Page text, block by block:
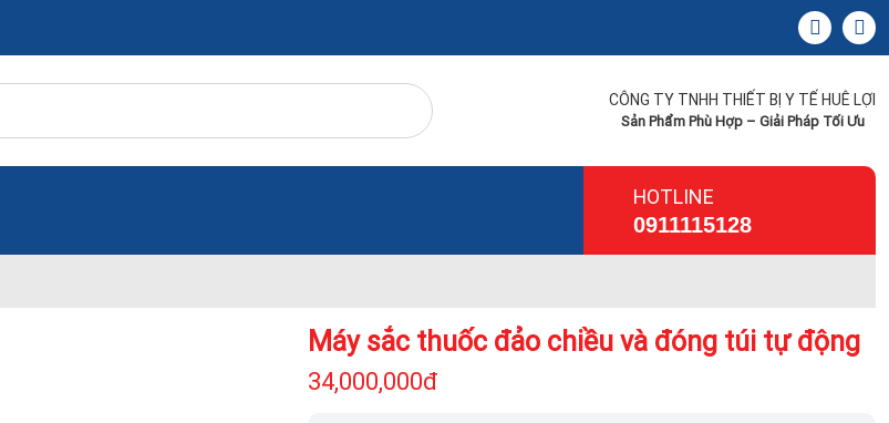
CÔNG TY TNHH THIẾT BỊ Y TẾ HUÊ LỢI
Sản Phẩm Phù Hợp – Giải Pháp Tối Ưu
HOTLINE
0911115128
Máy sắc thuốc đảo chiều và đóng túi tự động
34,000,000đ